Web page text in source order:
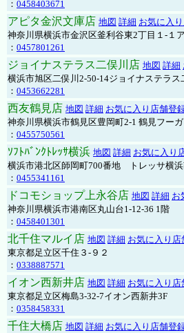
： 0458403671
アピタ金沢文庫店 地図 詳細 お気に入
神奈川県横浜市金沢区釜利谷東2丁目１-１
： 0457801261
ジョイナステラス二俣川店 地図 詳細
横浜市旭区二俣川2-50-14ジョイナステラス
： 0453662281
西友鶴見店 地図 詳細 お気に入り店舗登
神奈川県横浜市鶴見区豊岡町2-1 鶴見フー
： 0455750561
ｿﾌﾄﾊﾞﾝｸﾄﾚｯｻ横浜 地図 詳細 お気に入り
横浜市港北区師岡町700番地 トレッサ横浜
： 0455341161
ドコモショップ上永谷店 地図 詳細 お
神奈川県横浜市港南区丸山台1-12-36 1階
： 0458401301
北千住マルイ店 地図 詳細 お気に入り店
東京都足立区千住３-９２
： 0338887571
イオン西新井店 地図 詳細 お気に入り店
東京都足立区梅島3-32-7イオン西新井3F
： 0358458331
千住大橋店 地図 詳細 お気に入り店舗登